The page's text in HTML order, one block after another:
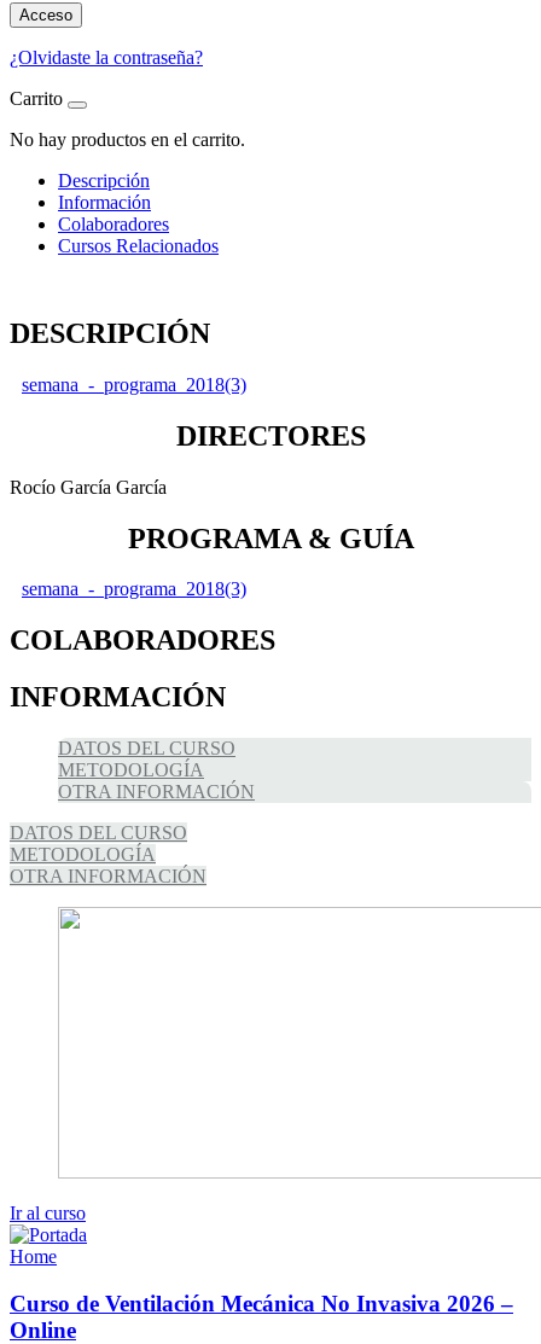
Acceso
¿Olvidaste la contraseña?
Carrito
No hay productos en el carrito.
Descripción
Información
Colaboradores
Cursos Relacionados
DESCRIPCIÓN
semana_-_programa_2018(3)
DIRECTORES
Rocío García García
PROGRAMA & GUÍA
semana_-_programa_2018(3)
COLABORADORES
INFORMACIÓN
DATOS DEL CURSO
METODOLOGÍA
OTRA INFORMACIÓN
DATOS DEL CURSO
METODOLOGÍA
OTRA INFORMACIÓN
Ir al curso
Home
Curso de Ventilación Mecánica No Invasiva 2026 –
Online